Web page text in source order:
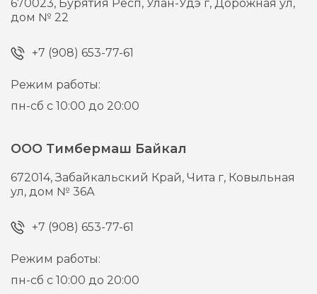
670023, Бурятия Респ, Улан-Удэ г,Дорожная ул,
дом № 22
+7 (908) 653-77-61
Режим работы:
пн-сб с 10:00 до 20:00
ООО Тимбермаш Байкал
672014,Забайкальский Край, Чита г, Ковыльная
ул, дом № 36А
+7 (908) 653-77-61
Режим работы:
пн-сб с 10:00 до 20:00